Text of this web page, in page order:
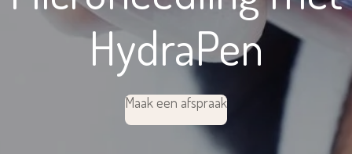
HydraPen
Maak een afspraak